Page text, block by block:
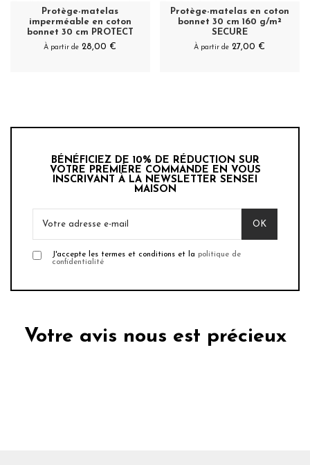
Protège-matelas
imperméable en coton
bonnet 30 cm PROTECT
À partir de 28,00 €
Protège-matelas en coton
bonnet 30 cm 160 g/m²
SECURE
À partir de 27,00 €
BÉNÉFICIEZ DE 10% DE RÉDUCTION SUR
VOTRE PREMIÈRE COMMANDE EN VOUS
INSCRIVANT À LA NEWSLETTER SENSEI
MAISON
J'accepte les termes et conditions et la politique de
confidentialité
Votre avis nous est précieux